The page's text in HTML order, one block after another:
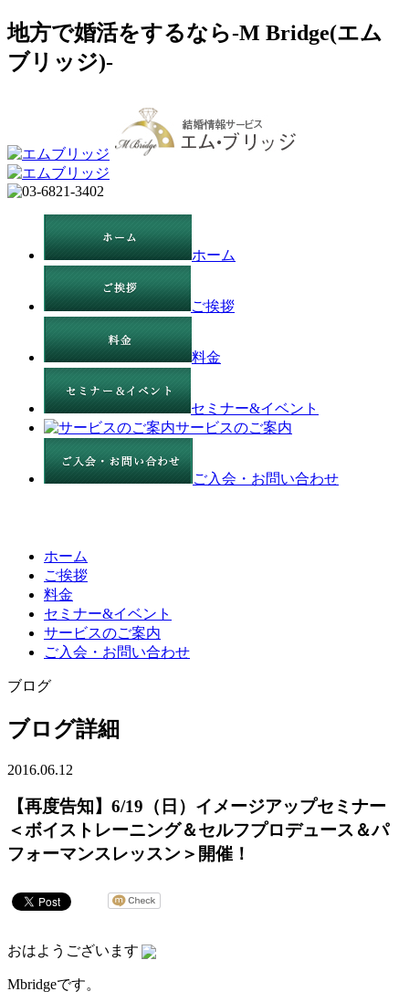
地方で婚活をするなら-M Bridge(エム
ブリッジ)-
ホーム
ご挨拶
料金
セミナー&イベント
サービスのご案内
ご入会・お問い合わせ
ホーム
ご挨拶
料金
セミナー&イベント
サービスのご案内
ご入会・お問い合わせ
ブログ
ブログ詳細
2016.06.12
【再度告知】6/19（日）イメージアップセミナー
＜ボイストレーニング＆セルフプロデュース＆パ
フォーマンスレッスン＞開催！
おはようございます
Mbridgeです。